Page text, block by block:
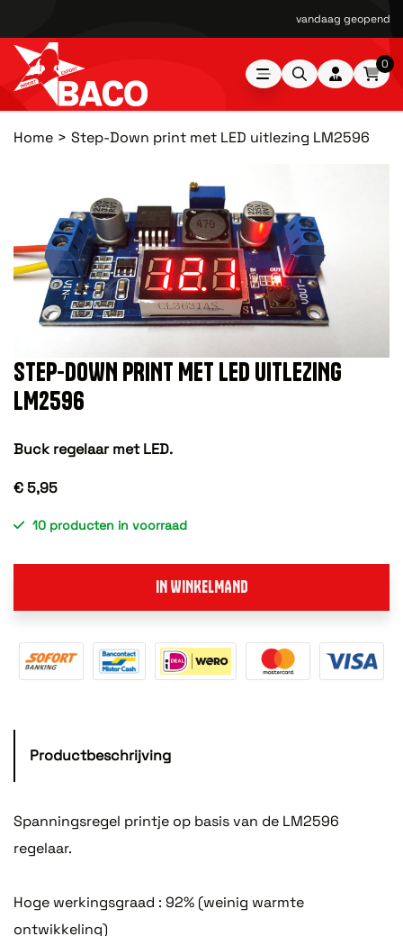
vandaag geopend
0
Home Step-Down print met LED uitlezing LM2596
STEP-DOWN PRINT MET LED UITLEZING
LM2596
Buck regelaar met LED.
€ 5,95
10 producten in voorraad
IN WINKELMAND
Productbeschrijving
Spanningsregel printje op basis van de LM2596
regelaar.
Hoge werkingsgraad : 92% (weinig warmte
ontwikkeling)